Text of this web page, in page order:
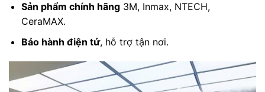
Sản phẩm chính hãng3M, Inmax, NTECH,
CeraMAX.
Bảo hành điện tử, hỗ trợ tận nơi.